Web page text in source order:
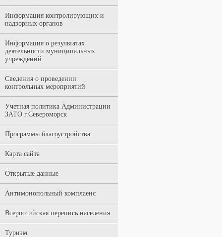
Информация контролирующих и
надзорных органов
Информация о результатах
деятельности муниципальных
учреждений
Сведения о проведении
контрольных мероприятий
Учетная политика Администрации
ЗАТО г.Североморск
Программы благоустройства
Карта сайта
Открытые данные
Антимонопольный комплаенс
Всероссийская перепись населения
Туризм